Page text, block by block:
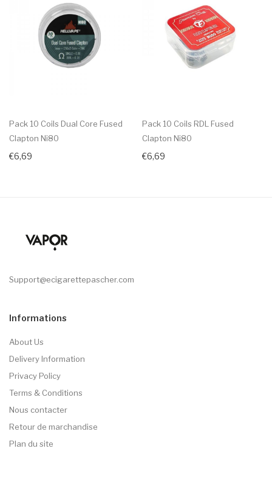
Pack 10 Coils Dual Core Fused
Clapton Ni80
€6,69
Pack 10 Coils RDL Fused
Clapton Ni80
€6,69
Support@ecigarettepascher.com
Informations
About Us
Delivery Information
Privacy Policy
Terms & Conditions
Nous contacter
Retour de marchandise
Plan du site